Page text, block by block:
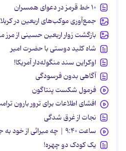
۱۰ خط قرمز در دعوای همسران
جمع‌آوری موکب‌های اربعین در کربلا
بازگشت زوار اربعین حسینی از مرز
شاه کلید دوستی با حضرت امیر
اوکراین سند منگوله‌دار آمریکا!
آگاهی بدون فرسودگی
فرمول شکست پنتاگون
افشای اطلاعات برای ترور بارون
نجات از غرق شدگی
ساعت ۹:۴۰ | چه میراثی از خود به جای گذاشت؟
یک کودک دو چهره!